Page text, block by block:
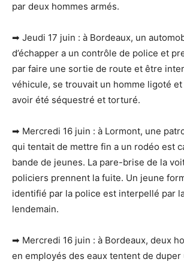
par deux hommes armés.
➡ Jeudi 17 juin : à Bordeaux, un
d’échapper a un contrôle de police et
par faire une sortie de route et être
véhicule, se trouvait un homme ligoté
avoir été séquestré et torturé.
➡ Mercredi 16 juin : à Lormont, une
qui tentait de mettre fin a un rodéo est
bande de jeunes. La pare-brise de la
policiers prennent la fuite. Un jeune
identifié par la police est interpellé par
lendemain.
➡ Mercredi 16 juin : à Bordeaux, deux
en employés des eaux tentent de duper